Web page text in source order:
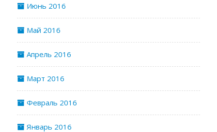
Июнь 2016
Май 2016
Апрель 2016
Март 2016
Февраль 2016
Январь 2016